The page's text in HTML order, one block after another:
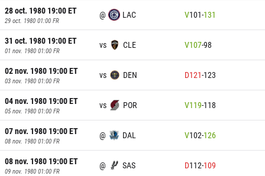
28 oct. 1980 19:00ET
29 oct. 1980 01:00 FR
@ LAC V101-131
31 oct. 1980 19:00ET
01 nov. 1980 01:00 FR
vs CLE V107-98
02 nov. 1980 19:00ET
03 nov. 1980 01:00 FR
vs DEN D121-123
04 nov. 1980 19:00ET
05 nov. 1980 01:00 FR
vs POR V119-118
07 nov. 1980 19:00ET
08 nov. 1980 01:00 FR
@ DAL V102-126
08 nov. 1980 19:00ET
09 nov. 1980 01:00 FR
@ SAS D112-109